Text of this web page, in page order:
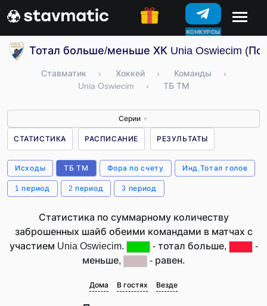
КОНКУРСЫ
Тотал больше/меньше ХК Unia Oswiecim
Ставматик › Хоккей › Команды
›
Unia Oswiecim
› ТБ ТМ
Серии ▼
СТАТИСТИКА РАСПИСАНИЕ РЕЗУЛЬТАТЫ
Исходы ТБ ТМ Фора по счету Инд.Тотал голов
1 период 2 период 3 период
Статистика по суммарному количеству
заброшенных шайб обеими командами в матчах с
участием Unia Oswiecim.
- тотал больше,
-
меньше,
- равен.
Дома В гостях Везде